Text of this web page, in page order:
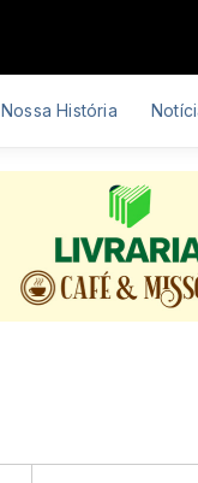
Nossa História